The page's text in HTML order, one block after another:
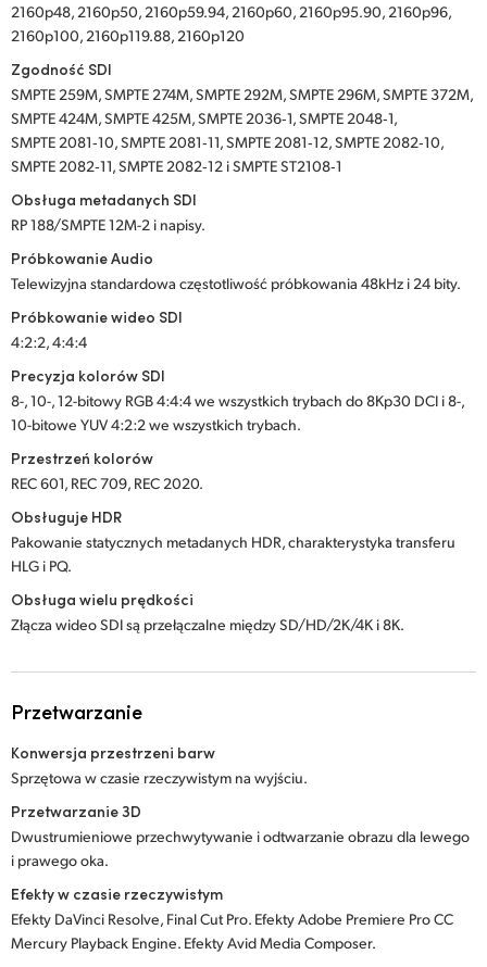
2160p48, 2160p50, 2160p59.94, 2160p60, 2160p95.90, 2160p96,
2160p100, 2160p119.88, 2160p120
Zgodność SDI
SMPTE 259M, SMPTE 274M, SMPTE 292M, SMPTE 296M, SMPTE 372M,
SMPTE 424M, SMPTE 425M, SMPTE 2036‑1, SMPTE 2048‑1,
SMPTE 2081‑10, SMPTE 2081‑11, SMPTE 2081‑12, SMPTE 2082‑10,
SMPTE 2082‑11, SMPTE 2082‑12 i SMPTE ST2108‑1
Obsługa metadanych SDI
RP 188/SMPTE 12M-2 i napisy.
Próbkowanie Audio
Telewizyjna standardowa częstotliwość próbkowania 48kHz i 24 bity.
Próbkowanie wideo SDI
4:2:2, 4:4:4
Precyzja kolorów SDI
8-, 10-, 12-bitowy RGB 4:4:4 we wszystkich trybach do 8Kp30 DCI i 8-,
10-bitowe YUV 4:2:2 we wszystkich trybach.
Przestrzeń kolorów
REC 601, REC 709, REC 2020.
Obsługuje HDR
Pakowanie statycznych metadanych HDR, charakterystyka transferu
HLG i PQ.
Obsługa wielu prędkości
Złącza wideo SDI są przełączalne między SD/HD/2K/4K i 8K.
Przetwarzanie
Konwersja przestrzeni barw
Sprzętowa w czasie rzeczywistym na wyjściu.
Przetwarzanie 3D
Dwustrumieniowe przechwytywanie i odtwarzanie obrazu dla lewego
i prawego oka.
Efekty w czasie rzeczywistym
Efekty DaVinci Resolve, Final Cut Pro. Efekty Adobe Premiere Pro CC
Mercury Playback Engine. Efekty Avid Media Composer.